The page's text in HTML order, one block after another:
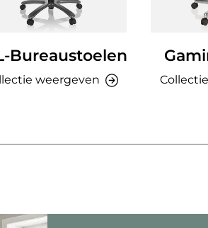
Bureaustoelen
weergeven